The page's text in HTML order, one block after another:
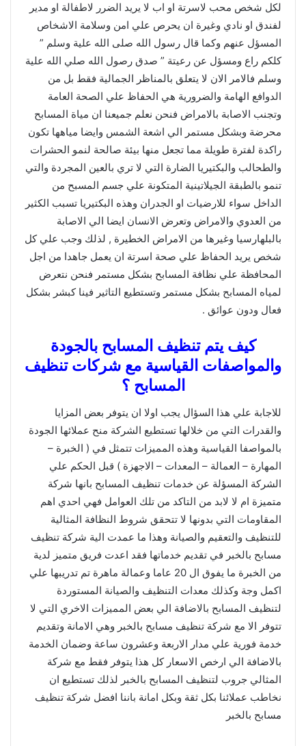
لكل شخص محب لاسرتة او اب لا يريد الضرر لاطفالة او مدير
لفندق او نادي وغيرة ان يحرص علي امن وسلامة الاشخاص
المسؤل عنهم وكما قال رسول الله صلى الله علية وسلم ”
كلكم راع ومسؤل عن رعيتة ” صدق رصول الله صلي الله علية
وسلم فالامر الان لا يتعلق بالمناظر الجمالية فقط بل من
الدوافع الهامة والضرورية هي الحفاظ علي الصحة العامة
وتجنب الاصابة بالامراض فنحن نعلم جميعنا ان مياة المسابح
محرضة وبشكل مستمر الي اشعة الشمس وايضا مياهها تكون
راكدة لفترة طويلة مما تجعل منها بيئة صالحة لنمو الحشرات
والطحالب والبكتيريا الضارة التي لا تري بالعين المجردة والتي
تنمو بالطبقة الجيلاتينية المتكونة علي جسم المسبح من
الداخل سواء للارضيات او الجدران وهذه البكتيريا تسبب الكثير
من العدوي والامراض وتعرض الانسان ايضا الي الاصابة
بالبلهارسيا وغيرها من الامراض الخطيرة , لذلك وجب علي كل
شخص يريد الحفاظ علي صحة اسرتة ان يعمل جاهدا من اجل
المحافظة علي نظافة المسابح بشكل مستمر فنحن نتعرض
لمياه المسابح بشكل مستمر وتستطيع التاثير فينا كبشر بشكل
فعال ودون عوائق .
كيف يتم تنظيف المسابح بالجودة
والمواصفات القياسية مع شركات تنظيف
المسابح ؟
للاجابة علي هذا السؤال يجب اولا ان يتوفر بعض المزايا
والقدرات التي من خلالها تستطيع الشركة منح عملائها الجودة
بالمواصفا القياسية وهذه المميزات تتمثل في ( الخبرة –
المهارة – العمالة – المعدات – الاجهزة ) قبل الحكم علي
الشركة المسؤلة عن خدمات تنظيف المسابح بانها شركة
متميزة ام لا لابد من التاكد من تلك العوامل فهي احدي اهم
المقاومات التي بدونها لا تتحقق شروط النظافة المثالية
للتنظيف والتعقيم والصيانة وهذا ما عمدت الية شركة تنظيف
مسابح بالخبر في تقديم خدماتها فقد اعدت فريق متميز لدية
من الخبرة ما يفوق ال 20 عاما وعمالة ماهرة تم تدريبها علي
اكمل وجة وكذلك معدات التنظيف والصيانة المستوردة
لتنظيف المسابح بالاضافة الي بعض المميزات الاخري التي لا
تتوفر الا مع شركة تنظيف مسابح بالخبر وهي الامانة وتقديم
خدمة فورية علي مدار الاربعة وعشرون ساعة وضمان الخدمة
بالاضافة الي ارخص الاسعار كل هذا يتوفر فقط مع شركة
المثالي جروب لتنظيف المسابح بالخبر لذلك تستطيع ان
نخاطب عملائنا بكل ثقة وبكل امانة باننا افضل شركة تنظيف
مسابح بالخبر